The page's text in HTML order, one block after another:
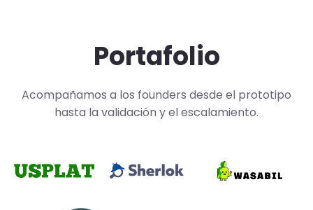
Portafolio
Acompañamos a los founders desde el prototipo
hasta la validación y el escalamiento.